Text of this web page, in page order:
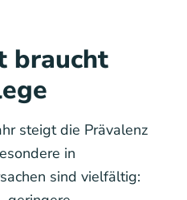
braucht
steigt die Prävalenz
in
sind vielfältig: